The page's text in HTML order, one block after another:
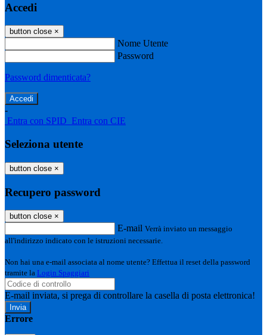
Accedi
button close ×
Nome Utente
Password
Password dimenticata?
-
Entra con SPID Entra con CIE
Seleziona utente
button close ×
Recupero password
button close ×
E-mail Verrà inviato un messaggio
all'indirizzo indicato con le istruzioni necessarie.
Non hai una e-mail associata al nome utente? Effettua il reset della password
tramite la Login Spaggiari
E-mail inviata, si prega di controllare la casella di posta elettronica!
Errore